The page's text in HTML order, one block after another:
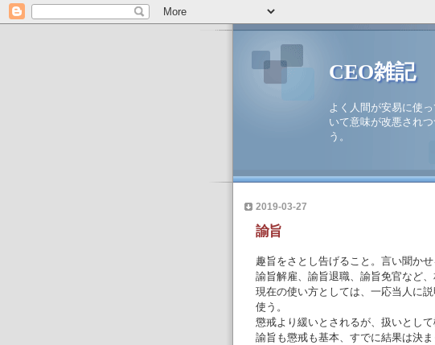
CEO雑記
よく人間が安易に使
いて意味が改悪され
う。
2019-03-27
諭旨
趣旨をさとし告げること。言い聞かせ
諭旨解雇、諭旨退職、諭旨免官など
現在の使い方としては、一応当人に
使う。
懲戒より緩いとされるが、扱いとして
諭旨も懲戒も基本、すでに結果は決ま